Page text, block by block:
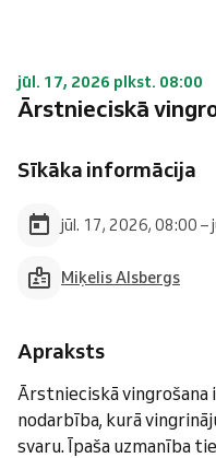
jūl. 17, 2026 plkst. 08:00
Ārstnieciskā
Sīkāka informācija
jūl. 17, 2026, 08:00 –
Miķelis Alsbergs
Apraksts
Ārstnieciskā
nodarbība, kurā
svaru. Īpaša uzmanība